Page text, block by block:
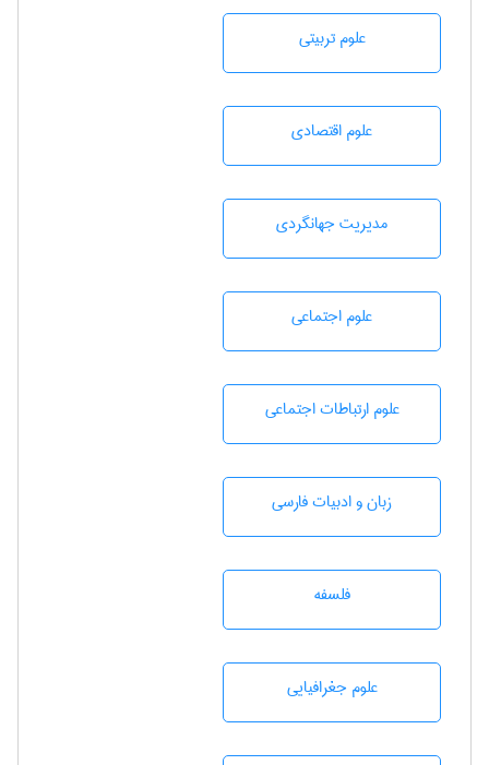
علوم تربيتی
علوم اقتصادی
مديريت جهانگردی
علوم اجتماعی
علوم ارتباطات اجتماعی
زبان و ادبيات فارسی
فلسفه
علوم جغرافيايی